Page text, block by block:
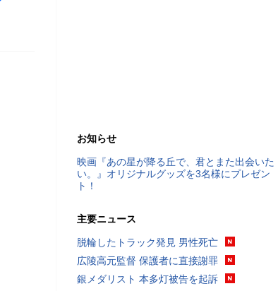
お知らせ
映画『あの星が降る丘で、君とまた出会いた
い。』オリジナルグッズを3名様にプレゼン
ト！
主要ニュース
脱輪したトラック発見 男性死亡
広陵高元監督 保護者に直接謝罪
銀メダリスト 本多灯被告を起訴